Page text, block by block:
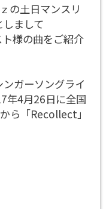
の土日マンスリ
まして
様の曲をご紹介
ガーソングライ
年4月26日に全国
ら「Recollect」